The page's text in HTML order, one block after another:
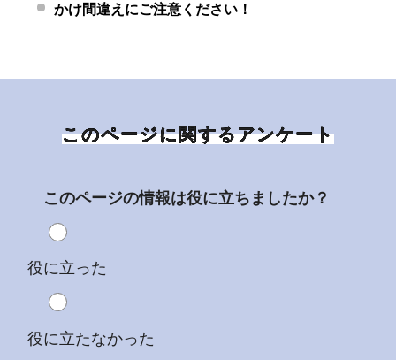
かけ間違えにご注意ください！
このページに関するアンケート
このページの情報は役に立ちましたか？
役に立った
役に立たなかった